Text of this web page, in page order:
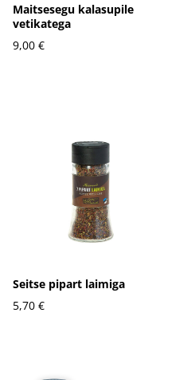
Maitsesegu kalasupile
vetikatega
9,00 €
Seitse pipart laimiga
5,70 €